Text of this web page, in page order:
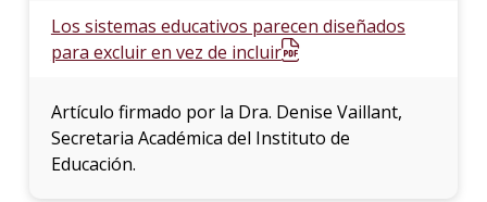
Los sistemas educativos parecen diseñados
para excluir en vez de incluir
Artículo firmado por la Dra. Denise Vaillant,
Secretaria Académica del Instituto de
Educación.